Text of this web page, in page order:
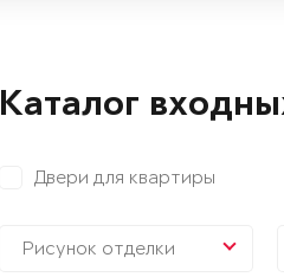
Каталог
Двери для квартиры
Рисунок отделки